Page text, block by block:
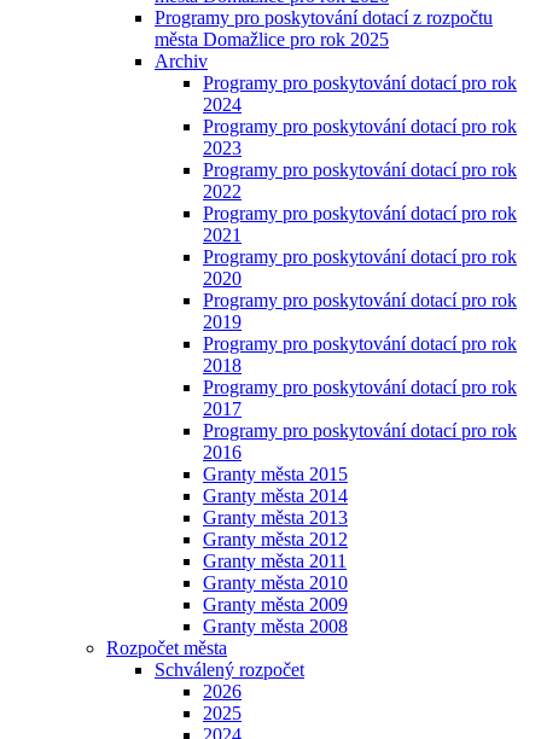
Programy pro poskytování dotací z rozpočtu
města Domažlice pro rok 2025
Archiv
Programy pro poskytování dotací pro rok
2024
Programy pro poskytování dotací pro rok
2023
Programy pro poskytování dotací pro rok
2022
Programy pro poskytování dotací pro rok
2021
Programy pro poskytování dotací pro rok
2020
Programy pro poskytování dotací pro rok
2019
Programy pro poskytování dotací pro rok
2018
Programy pro poskytování dotací pro rok
2017
Programy pro poskytování dotací pro rok
2016
Granty města 2015
Granty města 2014
Granty města 2013
Granty města 2012
Granty města 2011
Granty města 2010
Granty města 2009
Granty města 2008
Rozpočet města
Schválený rozpočet
2026
2025
2024